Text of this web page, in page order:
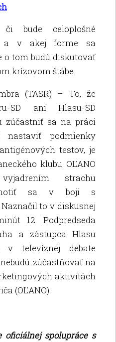
bude celoplošné
a v akej forme sa
o tom budú diskutovať
krízovom štábe.
(TASR) – To, že
SD ani Hlasu-SD
zúčastniť sa na práci
podmienky
testov, je
klubu OĽANO
strachu
sa v boji s
Naznačil to v diskusnej
12. Podpredseda
a zástupca Hlasu
v televíznej debate
zúčastňovať na
aktivitách
(OĽANO).
oficiálnej spolupráce s